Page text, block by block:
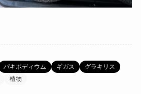
パキポディウム ギガス
グラキリス
植物